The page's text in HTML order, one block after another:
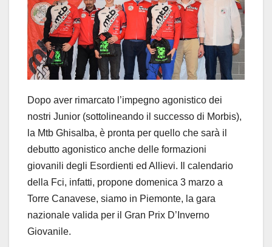
Dopo aver rimarcato l’impegno agonistico dei
nostri Junior (sottolineando il successo di Morbis),
la Mtb Ghisalba, è pronta per quello che sarà il
debutto agonistico anche delle formazioni
giovanili degli Esordienti ed Allievi. Il calendario
della Fci, infatti, propone domenica 3 marzo a
Torre Canavese, siamo in Piemonte, la gara
nazionale valida per il Gran Prix D’Inverno
Giovanile.